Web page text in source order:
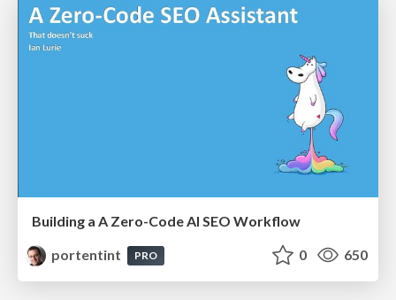
Building a A Zero-Code AI SEO Workflow
portentint
PRO 0 650